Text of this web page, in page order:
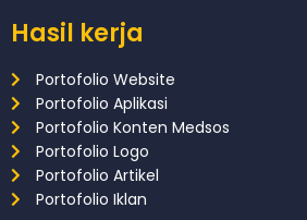
Hasil kerja
Portofolio Website
Portofolio Aplikasi
Portofolio Konten Medsos
Portofolio Logo
Portofolio Artikel
Portofolio Iklan